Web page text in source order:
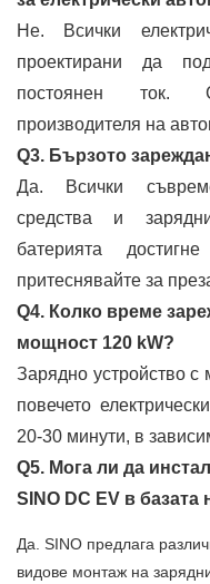
Не. Всички
проектирани да
постоянен ток.
производителя на
Q3. Бързото
Да. Всички
средства и
батерията
притеснявайте за
Q4. Колко време
мощност 120 kW?
Зарядно устройство
повечето
20-30 минути, в
Q5. Мога ли да
SINO DC EV в базата
Да. SINO предлага
видове монтаж на